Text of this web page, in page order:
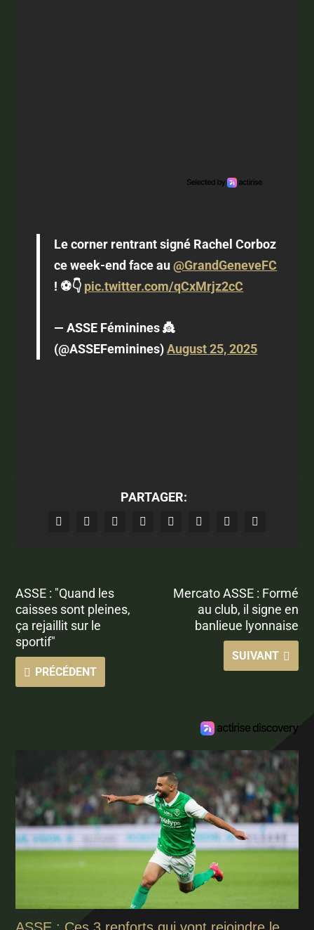
Le corner rentrant signé Rachel Corboz
ce week-end face au@GrandGeneveFC
! ⚽️👇 pic.twitter.com/qCxMrjz2cC
— ASSE Féminines 👸
(@ASSEFeminines)August 25, 2025
PARTAGER:
ASSE : "Quand les
caisses sont pleines,
ça rejaillit sur le
sportif"
PRÉCÉDENT
Mercato ASSE : Formé
au club, il signe en
banlieue lyonnaise
SUIVANT